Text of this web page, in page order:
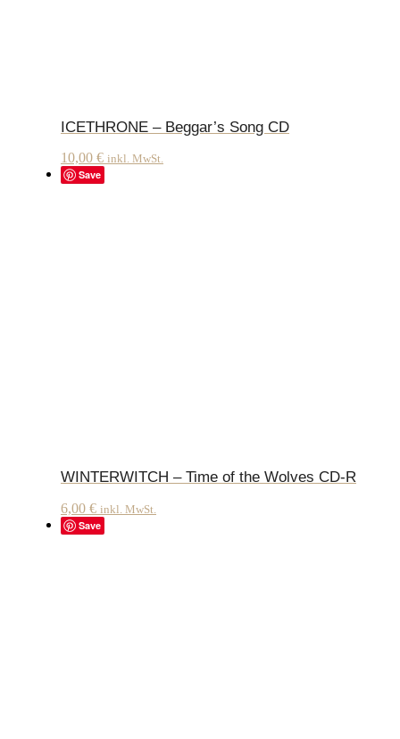
ICETHRONE – Beggar’s Song CD
10,00 € inkl. MwSt.
Save
WINTERWITCH – Time of the Wolves CD-R
6,00 € inkl. MwSt.
Save